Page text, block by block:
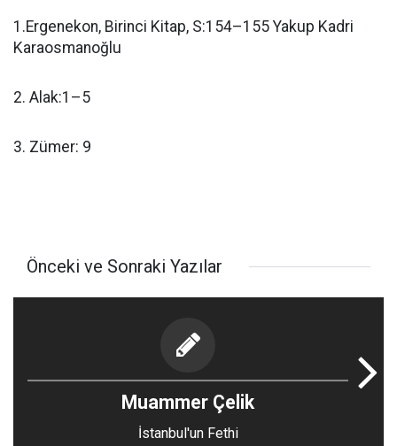
1.Ergenekon, Birinci Kitap, S:154–155 Yakup Kadri
Karaosmanoğlu
2. Alak:1–5
3. Zümer: 9
Önceki ve Sonraki Yazılar
Muammer Çelik
İstanbul'un Fethi